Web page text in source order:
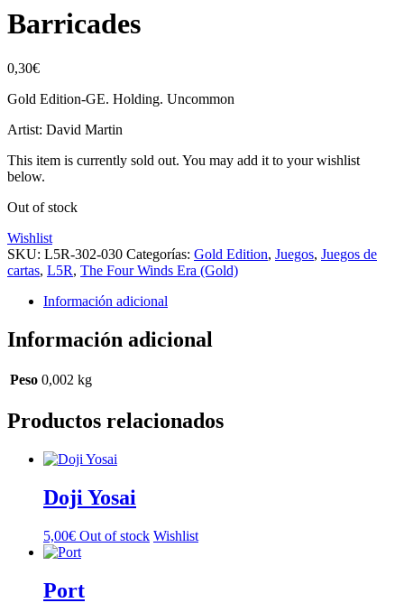
Barricades
0,30€
Gold Edition-GE. Holding. Uncommon
Artist: David Martin
This item is currently sold out. You may add it to your wishlist
below.
Out of stock
Wishlist
SKU: L5R-302-030 Categorías: Gold Edition, Juegos, Juegos de
cartas, L5R, The Four Winds Era (Gold)
Información adicional
Información adicional
Peso 0,002 kg
Productos relacionados
Doji Yosai
5,00€ Out of stock Wishlist
Port